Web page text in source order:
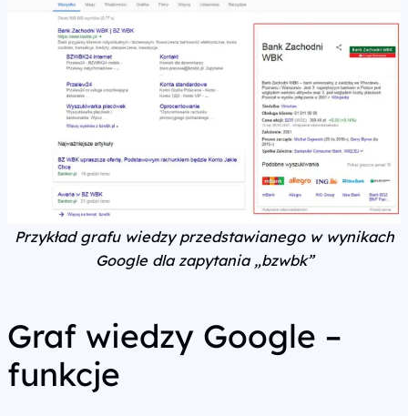
Przykład grafu wiedzy przedstawianego w wynikach
Google dla zapytania „bzwbk”
Graf wiedzy Google –
funkcje